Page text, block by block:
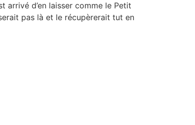
arrivé d’en laisser comme le Petit
pas là et le récupèrerait tut en